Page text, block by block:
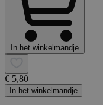
In het winkelmandje
€ 5,80
In het winkelmandje